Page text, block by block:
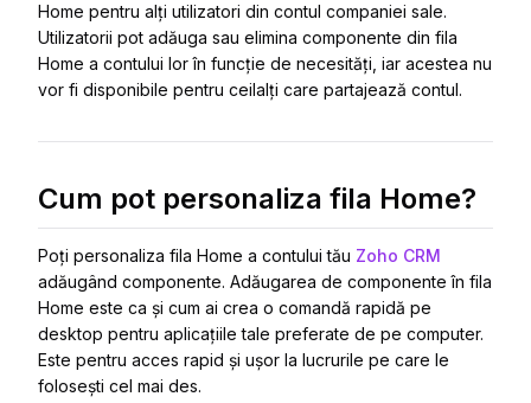
Home pentru alți utilizatori din contul companiei sale.
Utilizatorii pot adăuga sau elimina componente din fila
Home a contului lor în funcție de necesități, iar acestea nu
vor fi disponibile pentru ceilalți care partajează contul.
Cum pot personaliza fila Home?
Poți personaliza fila Home a contului tău Zoho CRM
adăugând componente. Adăugarea de componente în fila
Home este ca și cum ai crea o comandă rapidă pe
desktop pentru aplicațiile tale preferate de pe computer.
Este pentru acces rapid și ușor la lucrurile pe care le
folosești cel mai des.